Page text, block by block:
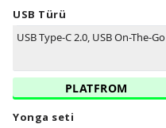
USB Türü
USB Type-C 2.0, USB On-The-Go
PLATFROM
Yonga seti